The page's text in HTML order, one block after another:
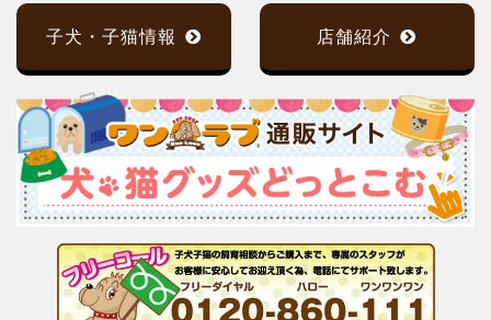
子犬・子猫情報 店舗紹介